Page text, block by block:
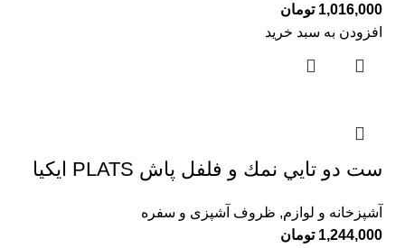
1,016,000 تومان
افزودن به سبد خرید
ست دو تايي نمك و فلفل پاش PLATS ايكيا
آشپزخانه و لوازم, ظروف آشپزی و سفره
1,244,000 تومان